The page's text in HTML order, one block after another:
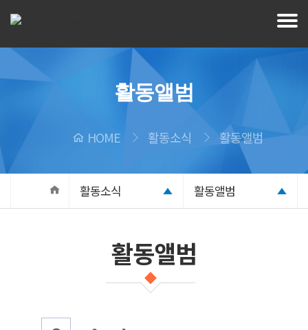
활동앨범
HOME 활동소식 활동앨범
활동소식 활동앨범
활동앨범